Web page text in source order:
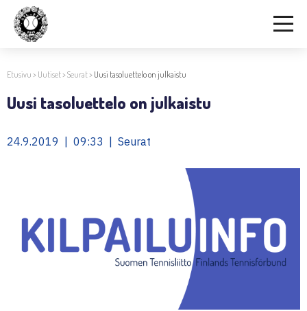
Etusivu > Uutiset>Seurat> Uusi tasoluettelo on julkaistu
Uusi tasoluettelo on julkaistu
24.9.2019 | 09:33 | Seurat